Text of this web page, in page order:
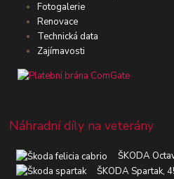
Fotogalerie
Renovace
Technická data
Zajímavosti
Náhradní díly na veterány
ŠKODA
ŠKODA Spartak,